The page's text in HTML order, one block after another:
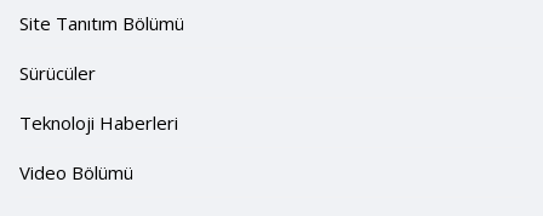
Site Tanıtım Bölümü
Sürücüler
Teknoloji Haberleri
Video Bölümü